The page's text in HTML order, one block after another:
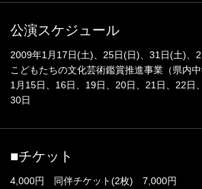
公演スケジュール
2009年1月17日(土)、25日(日)、31日(土)、
こどもたちの文化芸術鑑賞推進事業（県内中
1月15日、16日、19日、20日、21日、22日
30日
■チケット
4,000円 同伴チケット(2枚) 7,000円